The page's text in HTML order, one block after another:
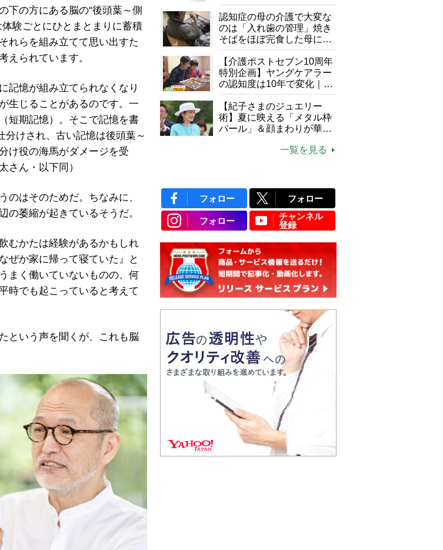
下の方にある脳の“後頭葉～側
験ごとにひとまとまりに蓄積
れらを組み立てて思い出すた
えられています。
記憶が組み立てられなくなり
生じることがあるのです。一
短期記憶）。そこで記憶を書
分けされ、古い記憶は後頭葉～
け役の海馬がダメージを受
さん・以下同）
はそのためだ。ちなみに、
の萎縮が起きているそうだ。
むかたは経験があるかもしれ
ぜか家に帰って寝ていた』と
まく働いていないものの、何
時でも起こっていると考えて
という声を聞くが、これも脳
意
認知症の母の介護で大変な
のは「入れ歯の管理」焼き
そばをほぼ完食した母に息
子が血の気が引いた理由
【介護ポストセブン10周年
特別企画】ヤングケアラー
の認知度は10年で変化｜流
行語大賞にノミネート、法
律にも明記されたが果たし
て現在は？
【紀子さまのジュエリー
術】夏に映える「メタル枠
パール」＆顔まわりが華や
一覧を見る
フォロー フォロー
フォロー
チャンネル
登録